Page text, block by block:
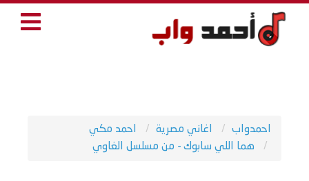
احمدواب اغاني مصرية
احمد مكي
هما اللي سابوك - من مسلسل الغاوي